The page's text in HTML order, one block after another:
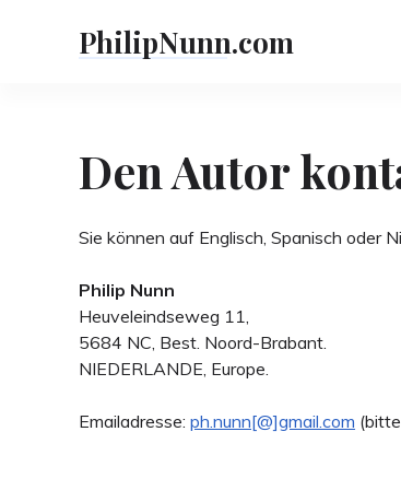
PhilipNunn.com
Den Autor
Sie können auf Englisch, Spanisch oder
Philip Nunn
Heuveleindseweg 11,
5684 NC, Best. Noord-Brabant.
NIEDERLANDE, Europe.
Emailadresse:ph.nunn[@]gmail.com